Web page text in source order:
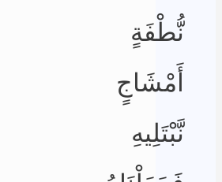
نُّطْفَةٍ
أَمْشَاجٍ
نَّبْتَلِيهِ